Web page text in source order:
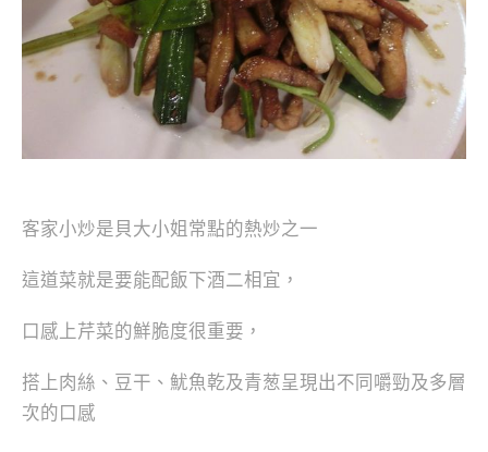
客家小炒是貝大小姐常點的熱炒之一
這道菜就是要能配飯下酒二相宜，
口感上芹菜的鮮脆度很重要，
搭上肉絲、豆干、魷魚乾及青葱呈現出不同嚼勁及多層
次的口感